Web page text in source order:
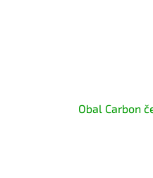
Obal Carbon